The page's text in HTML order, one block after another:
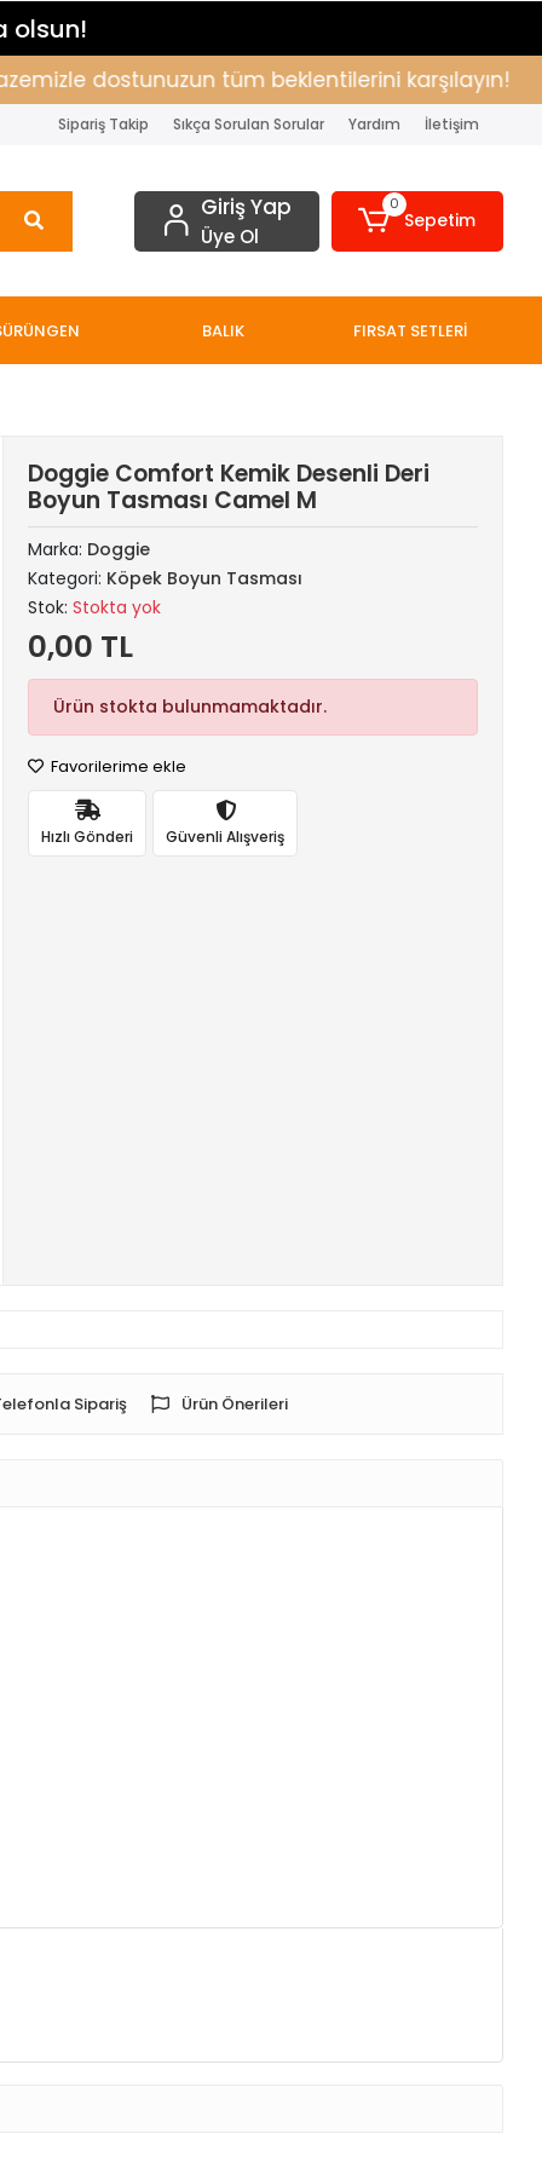
olsun!
dostunuzun tüm beklentilerini karşılayın!
Sipariş Takip Sıkça Sorulan Sorular Yardım İletişim
Giriş Yap
Üye Ol
0
Sepetim
BALIK FIRSAT SETLERİ
Doggie Comfort Kemik Desenli Deri
Boyun Tasması Camel M
Marka: Doggie
Kategori: Köpek Boyun Tasması
Stok:Stokta yok
0,00 TL
Ürün stokta bulunmamaktadır.
Favorilerime ekle
Hızlı Gönderi Güvenli Alışveriş
Sipariş Ürün Önerileri